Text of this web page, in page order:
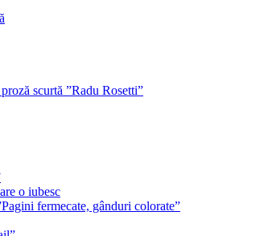
scurtă ”Radu Rosetti”
o iubesc
fermecate, gânduri colorate”